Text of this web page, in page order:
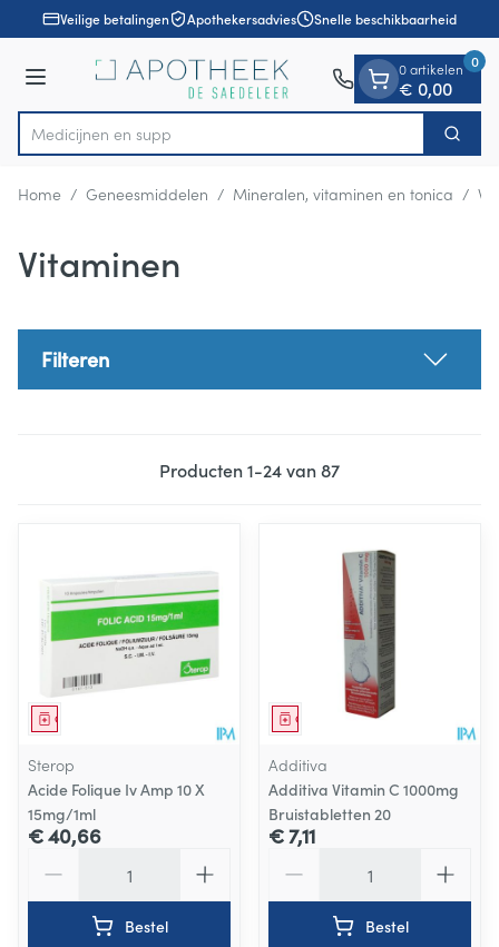
Ga naar de inhoud
1 van 1Veilige betalingen Apothekersadvies Snelle beschikbaarheid
Menu
Product, merk, categorie... Zoek
0 artikelen
€ 0,00
0
Home / Geneesmiddelen / Mineralen, vitaminen en tonica /
Vitaminen
Filteren
Producten1-24van87
Geneesmiddel
Sterop
Acide Folique Iv Amp 10 X
15mg/1ml
€ 40,66
Bestel
Geneesmiddel
Additiva
Additiva Vitamin C 1000mg
Bruistabletten 20
€ 7,11
Bestel